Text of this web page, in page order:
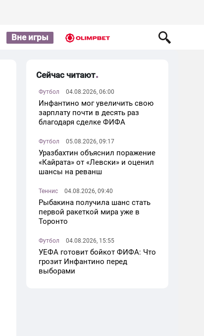
Вне игры
Сейчас читают
Футбол 04.08.2026, 06:00
Инфантино мог увеличить свою
зарплату почти в десять раз
благодаря сделке ФИФА
Футбол 05.08.2026, 09:17
Уразбахтин объяснил поражение
«Кайрата» от «Левски» и оценил
шансы на реванш
Теннис 04.08.2026, 09:40
Рыбакина получила шанс стать
первой ракеткой мира уже в
Торонто
Футбол 04.08.2026, 15:55
УЕФА готовит бойкот ФИФА: Что
грозит Инфантино перед
выборами